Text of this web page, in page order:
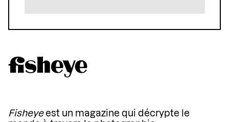
Fisheyeest un magazine qui décrypte le